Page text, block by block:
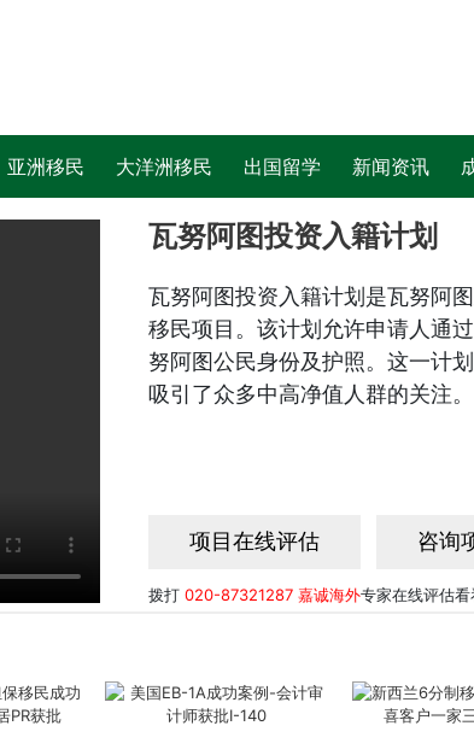
亚洲移民 大洋洲移民 出国留学 新闻资讯
瓦努阿图投资入籍计划
瓦努阿图投资入籍计划是瓦努阿
移民项目。该计划允许申请人通
努阿图公民身份及护照。这一计
吸引了众多中高净值人群的关注。
项目在线评估 咨询
拨打 020-87321287 嘉诚海外专家在线评估